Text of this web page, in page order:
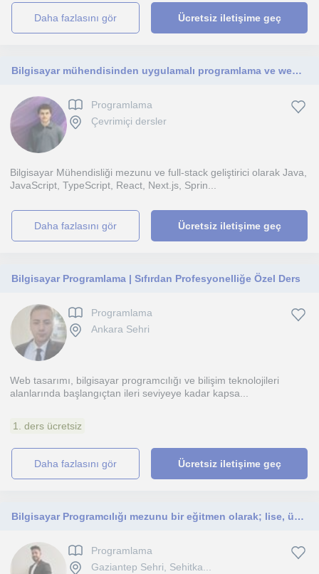
daha fazlasını gör Ücretsiz iletişime geç
Bilgisayar mühendisinden uygulamalı programlama ve web geliştirme dersleri
Programlama
Çevrimiçi dersler
Bilgisayar Mühendisliği mezunu ve full-stack geliştirici olarak Java,
JavaScript, TypeScript, React, Next.js, Sprin...
daha fazlasını gör Ücretsiz iletişime geç
Bilgisayar Programlama | Sıfırdan Profesyonelliğe Özel Ders
Programlama
Ankara Sehri
Web tasarımı, bilgisayar programcılığı ve bilişim teknolojileri
alanlarında başlangıçtan ileri seviyeye kadar kapsa...
1. ders ücretsiz
daha fazlasını gör Ücretsiz iletişime geç
Bilgisayar Programcılığı mezunu bir eğitmen olarak; lise, üniversite öğrencilerine ve yazılıma yeni başlayan her seviyeden kişiye
Programlama
Gaziantep Sehri, Sehitka...